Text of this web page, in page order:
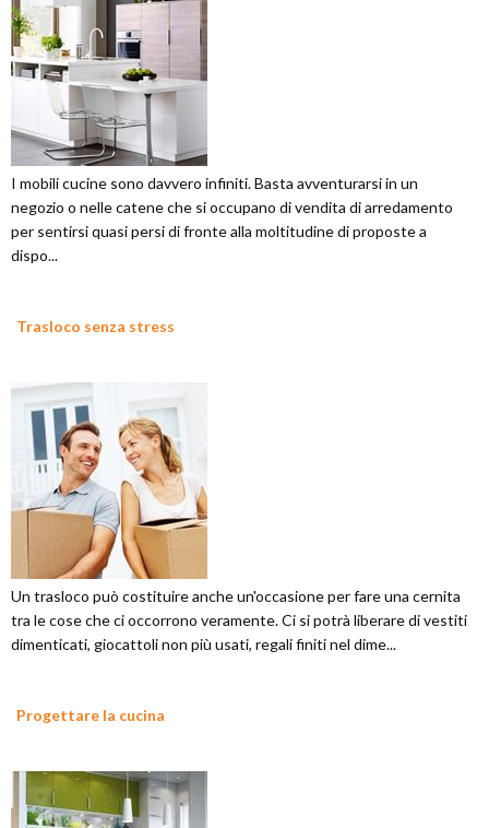
I mobili cucine sono davvero infiniti. Basta avventurarsi in un
negozio o nelle catene che si occupano di vendita di arredamento
per sentirsi quasi persi di fronte alla moltitudine di proposte a
dispo...
Trasloco senza stress
Un trasloco può costituire anche un'occasione per fare una cernita
tra le cose che ci occorrono veramente. Ci si potrà liberare di vestiti
dimenticati, giocattoli non più usati, regali finiti nel dime...
Progettare la cucina